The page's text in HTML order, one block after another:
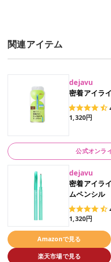
関連アイテム
dejavu
密着アイラ
1,320円
公式オンラ
dejavu
密着アイラ
ムペンシル
1,320円
Amazonで見る
楽天市場で見る